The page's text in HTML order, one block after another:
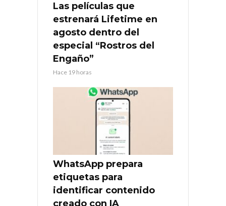
Las películas que
estrenará Lifetime en
agosto dentro del
especial “Rostros del
Engaño”
Hace 19 horas
WhatsApp prepara
etiquetas para
identificar contenido
creado con IA